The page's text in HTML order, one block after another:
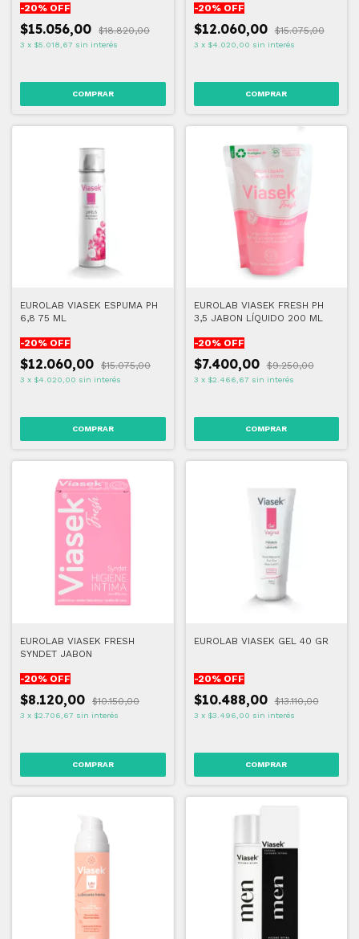
-20% OFF
$15.056,00 $18.820,00
3 x $5.018,67 sin interés
-20% OFF
$12.060,00 $15.075,00
3 x $4.020,00 sin interés
EUROLAB VIASEK ESPUMA PH
6,8 75 ML
-20% OFF
$12.060,00 $15.075,00
3 x $4.020,00 sin interés
EUROLAB VIASEK FRESH PH
3,5 JABON LÍQUIDO 200 ML
-20% OFF
$7.400,00 $9.250,00
3 x $2.466,67 sin interés
EUROLAB VIASEK FRESH
SYNDET JABON
-20% OFF
$8.120,00 $10.150,00
3 x $2.706,67 sin interés
EUROLAB VIASEK GEL 40 GR
-20% OFF
$10.488,00 $13.110,00
3 x $3.496,00 sin interés